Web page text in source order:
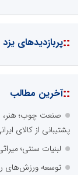
::پربازدیدهای یزد
::آخرین مطالب
صنعت چوب؛ هنر،
پشتیبانی از کالای
لبنیات سنتی؛
توسعه ورزش‌های